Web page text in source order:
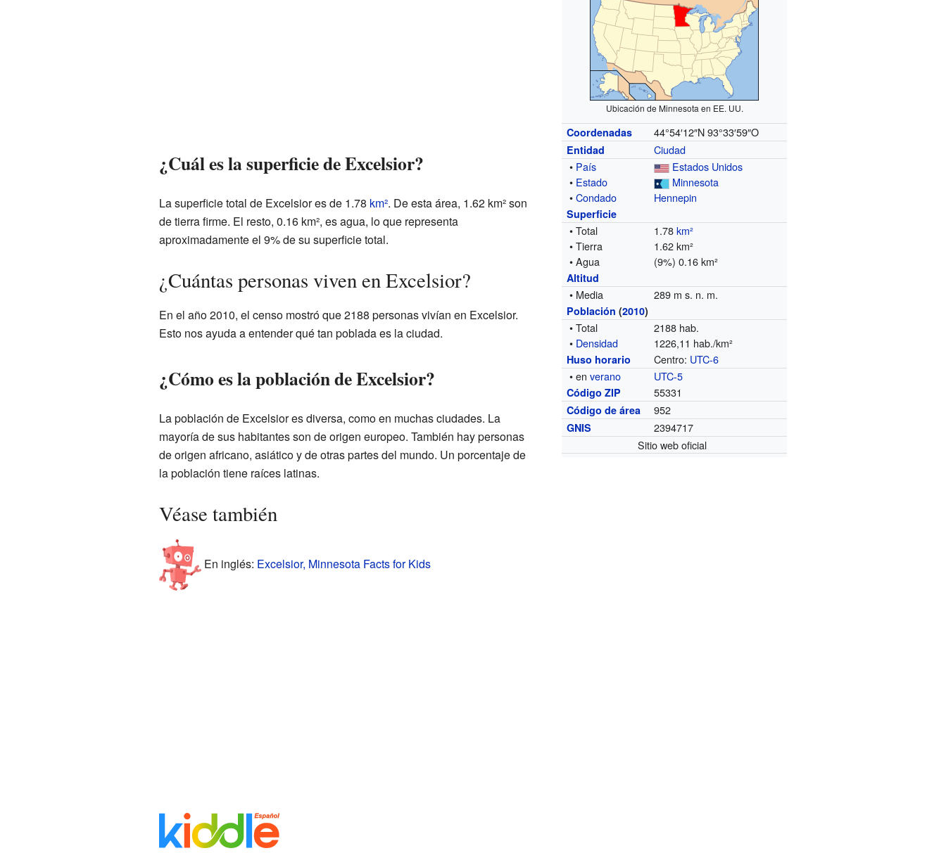
Ubicación de Minnesota en EE. UU.
Coordenadas 44°54′12″N 93°33′59″O
Entidad
Ciudad
• País
Estados Unidos
• Estado
Minnesota
•Condado Hennepin
Superficie
• Total 1.78km²
• Tierra
1.62 km²
• Agua
(9%) 0.16 km²
Altitud
• Media 289 m s. n. m.
Población (2010)
• Total
2188 hab.
• Densidad 1226,11 hab./km²
Huso horario Centro: UTC-6
• enverano UTC-5
Código ZIP 55331
Código de área 952
GNIS
2394717
Sitio web oficial
¿Cuál es la superficie de Excelsior?
La superficie total de Excelsior es de 1.78 km². De esta área, 1.62 km² son
de tierra firme. El resto, 0.16 km², es agua, lo que representa
aproximadamente el 9% de su superficie total.
¿Cuántas personas viven en Excelsior?
En el año 2010, el censo mostró que 2188 personas vivían en Excelsior.
Esto nos ayuda a entender qué tan poblada es la ciudad.
¿Cómo es la población de Excelsior?
La población de Excelsior es diversa, como en muchas ciudades. La
mayoría de sus habitantes son de origen europeo. También hay personas
de origen africano, asiático y de otras partes del mundo. Un porcentaje de
la población tiene raíces latinas.
Véase también
En inglés: Excelsior, Minnesota Facts for Kids